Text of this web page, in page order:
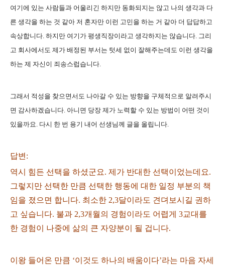
여기에 있는 사람들과 어울리긴 하지만 동화되지는 않고 나의 생각과 다
른 생각을 하는 것 같아 저 혼자만 이런 고민을 하는 거 같아 더 답답하고
속상합니다. 하지만 여기가 평생직장이라고 생각하지는 않습니다. 그리
고 회사에서도 제가 배정된 부서는 텃세 없이 잘해주는데도 이런 생각을
하는 제 자신이 죄송스럽습니다.
그래서 적성을 찾으면서도 나아갈 수 있는 방향을 구체적으로 알려주시
면 감사하겠습니다. 아니면 당장 제가 노력할 수 있는 방법이 어떤 것이
있을까요. 다시 한 번 용기 내어 선생님께 글을 올립니다.
답변:
역시 힘든 선택을 하셨군요. 제가 반대한 선택이었는데요.
그렇지만 선택한 만큼 선택한 행동에 대한 일정 부분의 책
임을 졌으면 합니다. 최소한 2,3달이라도 견뎌보시길 권하
고 싶습니다. 불과 2,3개월의 경험이라도 어렵게 3교대를
한 경험이 나중에 삶의 큰 자양분이 될 겁니다.
이왕 들어온 만큼 ‘이것도 하나의 배움이다’라는 마음 자세